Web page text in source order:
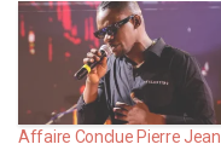
Affaire Conclue Pierre Jean